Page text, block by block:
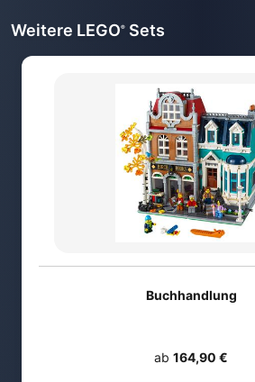
Weitere LEGO® Sets
Buchhandlung
ab 164,90 €